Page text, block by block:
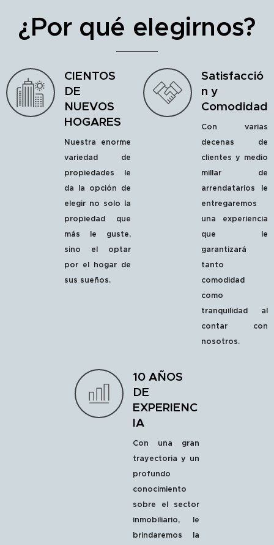
¿Por qué elegirnos?
CIENTOS
DE
NUEVOS
HOGARES
Nuestra enorme
variedad de
propiedades le
da la opción de
elegir no solo la
propiedad que
más le guste,
sino el optar
por el hogar de
sus sueños.
Satisfacció
n y
Comodidad
Con varias
decenas de
clientes y medio
millar de
arrendatarios le
entregaremos
una experiencia
que le
garantizará
tanto
comodidad
como
tranquilidad al
contar con
nosotros.
10 AÑOS
DE
EXPERIENC
IA
Con una gran
trayectoria y un
profundo
conocimiento
sobre el sector
inmobiliario, le
brindaremos la